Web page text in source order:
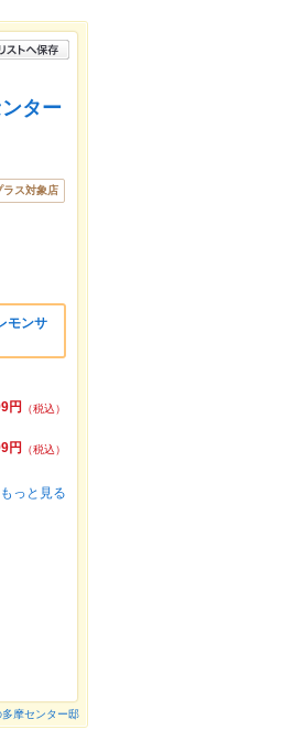
ター
ラス対象店
モンサ
円
（税込）
円
（税込）
っと見る
多摩センター邸